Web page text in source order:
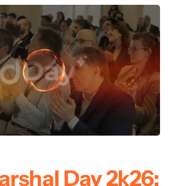
Day 2k26: